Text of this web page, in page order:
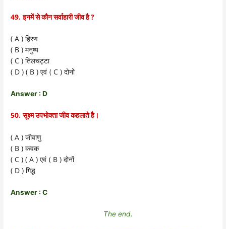
49.इनमें से कौन सर्वाहारी जीव है?
( A )हिरण
( B )मनुष्य
( C )तिलचट्टा
( D ) ( B )एवं (C )दोनों
Answer : D
50.सूक्ष्म उपभोक्ता जीव कहलाते है।
( A )जीवाणु
( B )कवक
( C ) ( A )एवं ( B )दोनों
( D )गिद्ध
Answer : C
The end.